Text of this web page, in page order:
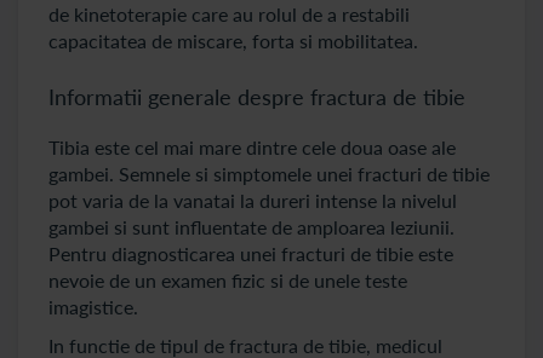
de kinetoterapie care au rolul de a restabili
capacitatea de miscare, forta si mobilitatea.
Informatii generale despre fractura de tibie
Tibia este cel mai mare dintre cele doua oase ale
gambei. Semnele si simptomele unei fracturi de tibie
pot varia de la vanatai la dureri intense la nivelul
gambei si sunt influentate de amploarea leziunii.
Pentru diagnosticarea unei fracturi de tibie este
nevoie de un examen fizic si de unele teste
imagistice.
In functie de tipul de fractura de tibie, medicul